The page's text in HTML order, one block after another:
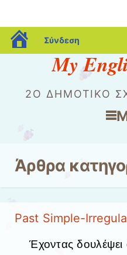
blogs.sch.gr
Σύνδεση
My
2O ΔΗΜΟΤΙΚΌ
Μετάβαση στο περιεχόμενο
Άρθρα
Past Simple-
Έχοντας